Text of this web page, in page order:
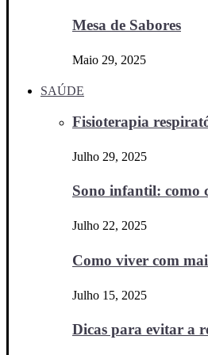
Mesa de Sabores
Maio 29, 2025
SAÚDE
Fisioterapia
Julho 29, 2025
Sono infantil: como
Julho 22, 2025
Como viver com
Julho 15, 2025
Dicas para evitar a